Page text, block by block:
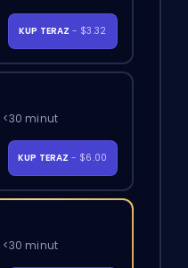
KUP TERAZ - $3.32
minut
KUP TERAZ - $6.00
minut